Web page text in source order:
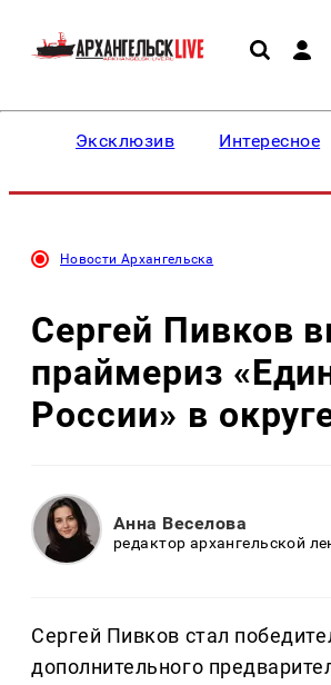
Эксклюзив Интересное
Новости Архангельска
Сергей Пивков
праймериз
России» в
Анна Веселова
редактор архангельской
Сергей Пивков стал
дополнительного